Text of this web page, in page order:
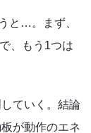
と…。まず、
、もう1つは
ていく。結論
が動作のエネ